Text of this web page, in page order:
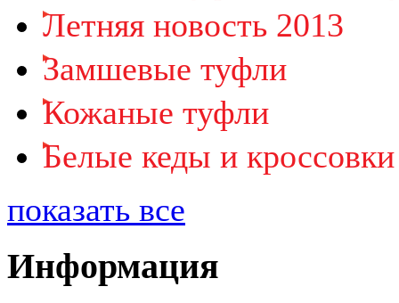
Летняя новость 2013
Замшевые туфли
Кожаные туфли
Белые кеды и кроссовки
показать все
Информация